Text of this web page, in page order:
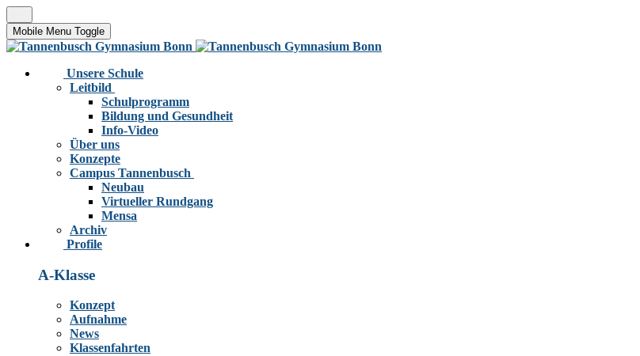
Mobile Menu Toggle
Unsere Schule
Leitbild
Schulprogramm
Bildung und Gesundheit
Info-Video
Über uns
Konzepte
Campus Tannenbusch
Neubau
Virtueller Rundgang
Mensa
Archiv
Profile
A-Klasse
Konzept
Aufnahme
News
Klassenfahrten